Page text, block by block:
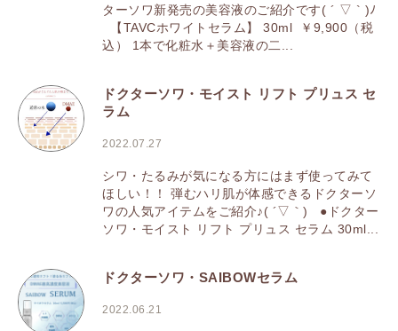
ターソワ新発売の美容液のご紹介です( ´ ▽ ` )ﾉ
【TAVCホワイトセラム】 30ml ￥9,900（税
込） 1本で化粧水＋美容液の二...
ドクターソワ・モイスト リフト プリュス セ
ラム
2022.07.27
シワ・たるみが気になる方にはまず使ってみて
ほしい！！ 弾むハリ肌が体感できるドクターソ
ワの人気アイテムをご紹介♪( ´▽｀) ●ドクター
ソワ・モイスト リフト プリュス セラム 30ml...
ドクターソワ・SAIBOWセラム
2022.06.21